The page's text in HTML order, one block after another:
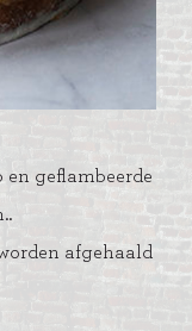
en geflambeerde
afgehaald